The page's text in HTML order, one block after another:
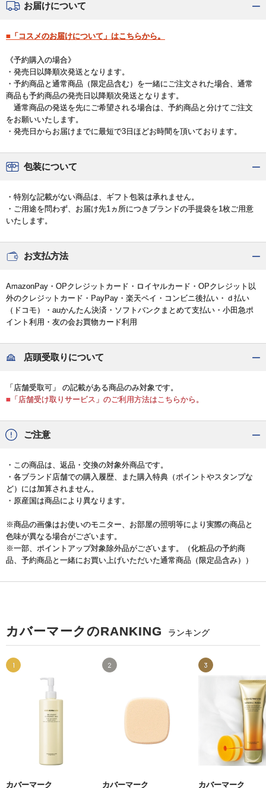
お届けについて
■「コスメのお届けについて」はこちらから。
《予約購入の場合》
・発売日以降順次発送となります。
・予約商品と通常商品（限定品含む）を一緒にご注文された場合、通常
商品も予約商品の発売日以降順次発送となります。
通常商品の発送を先にご希望される場合は、予約商品と分けてご注文
をお願いいたします。
・発売日からお届けまでに最短で3日ほどお時間を頂いております。
包装について
・特別な記載がない商品は、ギフト包装は承れません。
・ご用途を問わず、お届け先1ヵ所につきブランドの手提袋を1枚ご用意
いたします。
お支払方法
AmazonPay・OPクレジットカード・ロイヤルカード・OPクレジット以
外のクレジットカード・PayPay・楽天ペイ・コンビニ後払い・ｄ払い
（ドコモ）・auかんたん決済・ソフトバンクまとめて支払い・小田急ポ
イント利用・友の会お買物カード利用
店頭受取りについて
「店舗受取可」 の記載がある商品のみ対象です。
■「店舗受け取りサービス」のご利用方法はこちらから。
ご注意
・この商品は、返品・交換の対象外商品です。
・各ブランド店舗での購入履歴、また購入特典（ポイントやスタンプな
ど）には加算されません。
・原産国は商品により異なります。
※商品の画像はお使いのモニター、お部屋の照明等により実際の商品と
色味が異なる場合がございます。
※一部、ポイントアップ対象除外品がございます。（化粧品の予約商
品、予約商品と一緒にお買い上げいただいた通常商品（限定品含み））
カバーマークのRANKING ランキング
1
カバーマーク
2
カバーマーク
3
カバーマーク